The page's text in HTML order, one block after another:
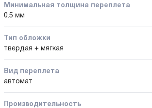
Минимальная толщина переплета
0.5 мм
Тип обложки
твердая + мягкая
Вид переплета
автомат
Производительность